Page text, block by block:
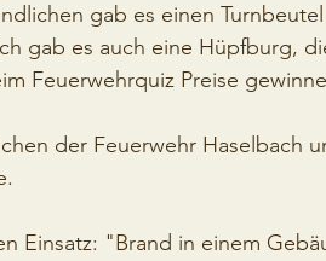
gab es einen
gab es auch eine Hüpfburg,
Feuerwehrquiz Preise
der Feuerwehr Haselbach
Einsatz: "Brand in einem